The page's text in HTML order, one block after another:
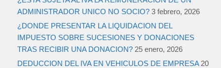
ADMINISTRADOR UNICO NO SOCIO? 3 febrero, 2026
¿DONDE PRESENTAR LA LIQUIDACION DEL
IMPUESTO SOBRE SUCESIONES Y DONACIONES
TRAS RECIBIR UNA DONACION? 25 enero, 2026
DEDUCCION DEL IVA EN VEHICULOS DE EMPRESA 20